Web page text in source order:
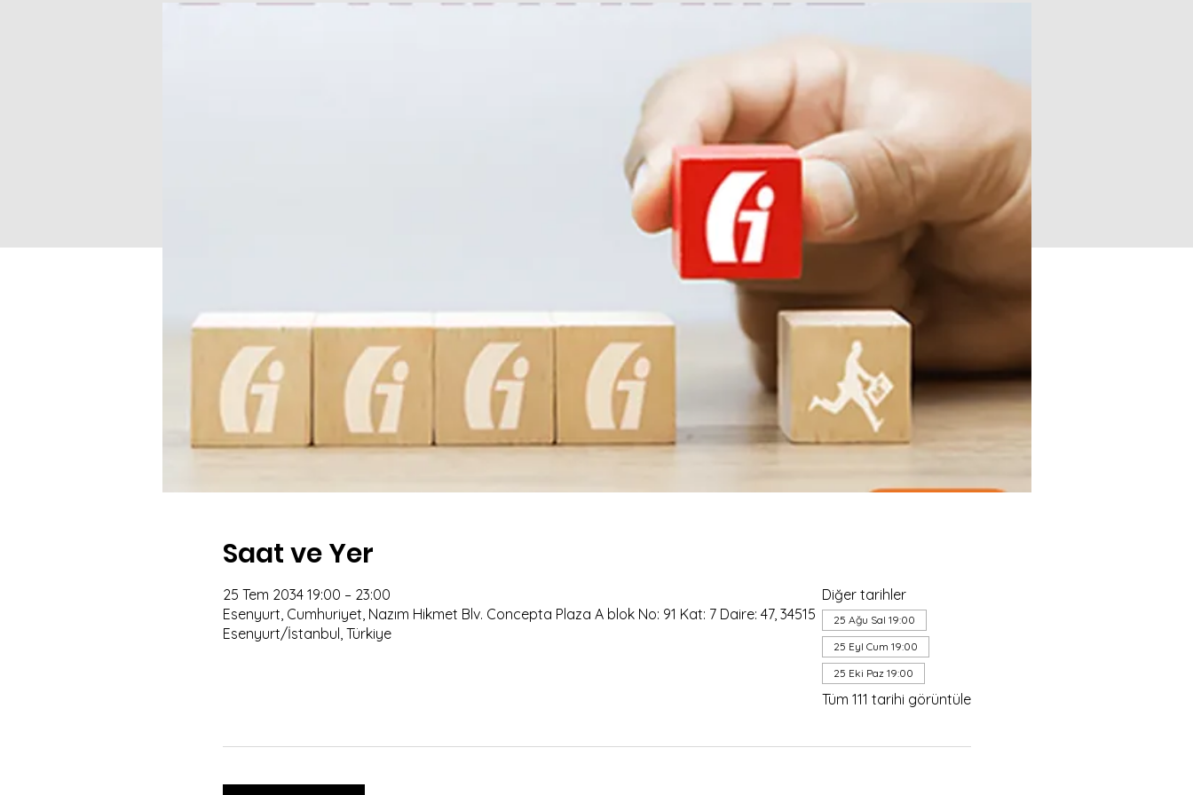
Saat ve Yer
25 Tem 2034 19:00 – 23:00
Esenyurt, Cumhuriyet, Nazım Hikmet Blv. Concepta Plaza A blok No: 91 Kat: 7 Daire: 47, 34515
Esenyurt/İstanbul, Türkiye
Diğer tarihler
25 Ağu Sal 19:00
25 Eyl Cum 19:00
25 Eki Paz 19:00
Tüm 111 tarihi görüntüle